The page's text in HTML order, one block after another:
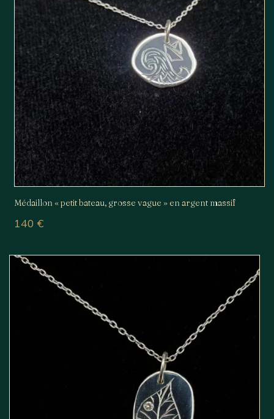
Médaillon « petit bateau, grosse vague » en argent massif
140€